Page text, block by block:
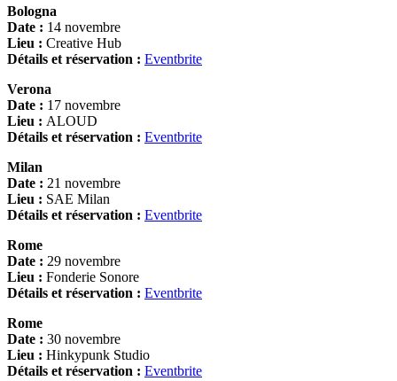
Bologna
Date : 14 novembre
Lieu : Creative Hub
Détails et réservation : Eventbrite
Verona
Date : 17 novembre
Lieu : ALOUD
Détails et réservation : Eventbrite
Milan
Date : 21 novembre
Lieu : SAE Milan
Détails et réservation : Eventbrite
Rome
Date : 29 novembre
Lieu : Fonderie Sonore
Détails et réservation : Eventbrite
Rome
Date : 30 novembre
Lieu : Hinkypunk Studio
Détails et réservation : Eventbrite